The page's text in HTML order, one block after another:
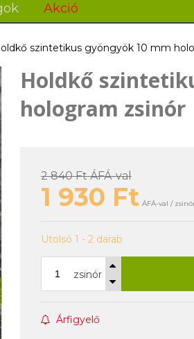
Akció
szintetikus gyöngyök 10 mm
Holdkő
hologram zsinór
2 840 FtÁFÁ-val
1 930 Ft ÁFÁ-val /
Utolsó 1 - 2 darab
zsinór
Árfigyelő